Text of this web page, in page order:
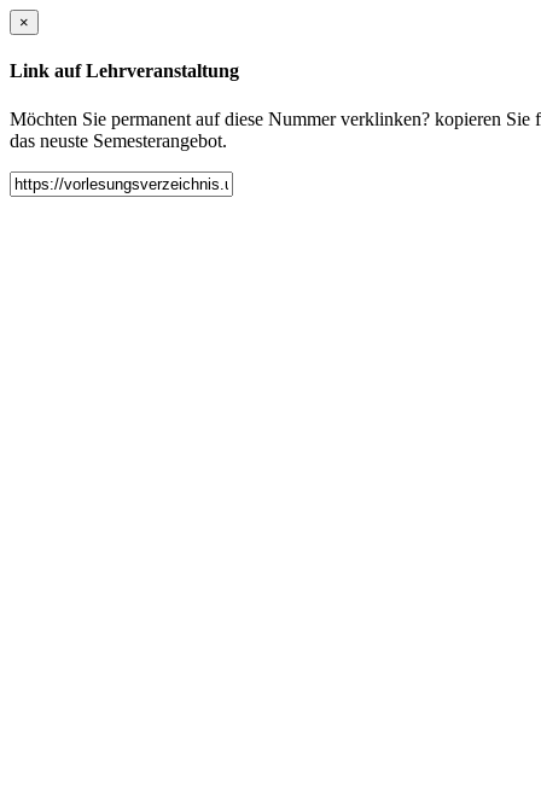
×
Link auf Lehrveranstaltung
Möchten Sie permanent auf diese Nummer verklinken? kopieren
das neuste Semesterangebot.